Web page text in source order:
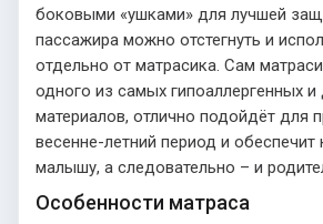
боковыми «ушками» для лучшей
пассажира можно отстегнуть и
отдельно от матрасика. Сам
одного из самых гипоаллергенных
материалов, отлично подойдёт для
весенне-летний период и
малышу, а следовательно – и
Особенности матраса